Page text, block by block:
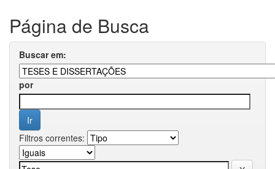
Página de Busca
Buscar em:
por
Filtros correntes: